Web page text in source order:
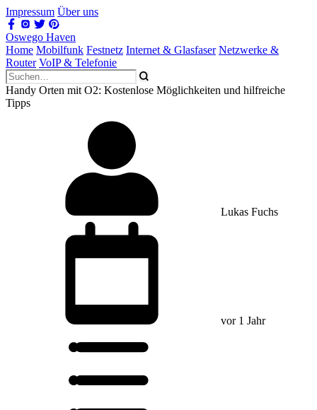
Impressum Über uns
Oswego Haven
Home Mobilfunk Festnetz Internet & Glasfaser Netzwerke &
Router VoIP & Telefonie
Handy Orten mit O2: Kostenlose Möglichkeiten und hilfreiche
Tipps
Lukas Fuchs
vor 1 Jahr